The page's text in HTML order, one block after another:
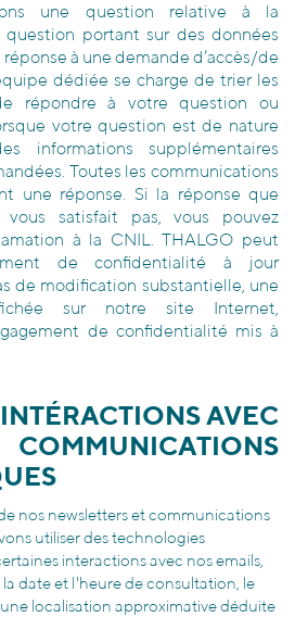
une question relative à la
portant sur des données
à une demande d’accès/de
dédiée se charge de trier les
répondre à votre question ou
votre question est de nature
informations supplémentaires
Toutes les communications
une réponse. Si la réponse que
satisfait pas, vous pouvez
à la CNIL. THALGO peut
de confidentialité à jour
de modification substantielle, une
sur notre site Internet,
de confidentialité mis à
AVEC
nos newsletters et communications
utiliser des technologies
interactions avec nos emails,
date et l'heure de consultation, le
localisation approximative déduite